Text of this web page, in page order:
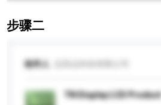
步骤二
收件人
TN Display LCD Product